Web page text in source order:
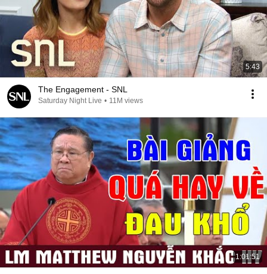
5:43
The Engagement - SNL
Saturday Night Live • 11M views
1:01:51